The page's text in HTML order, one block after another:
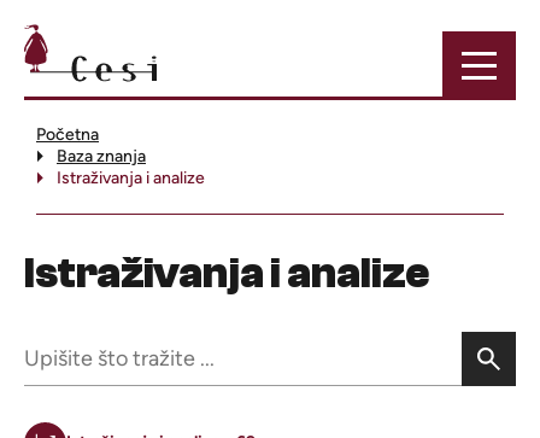
Početna
Baza znanja
Istraživanja i analize
Istraživanja i analize